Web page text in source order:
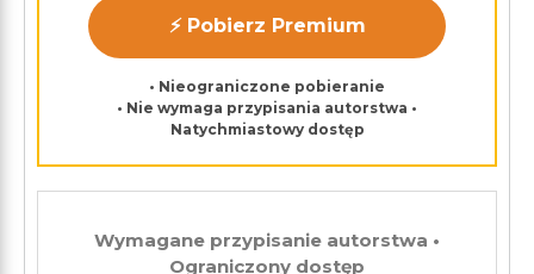
⚡ Pobierz Premium
• Nieograniczone pobieranie
• Nie wymaga przypisania autorstwa •
Natychmiastowy dostęp
Wymagane przypisanie autorstwa •
Ograniczony dostęp